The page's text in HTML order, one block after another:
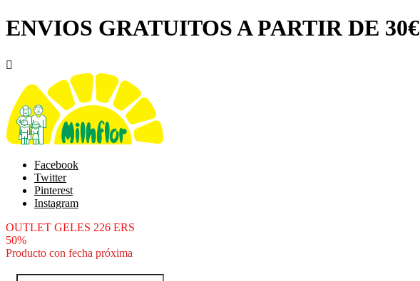
ENVIOS GRATUITOS A PARTIR DE 30€

Facebook
Twitter
Pinterest
Instagram
OUTLET GELES 226 ERS
50%
Producto con fecha próxima